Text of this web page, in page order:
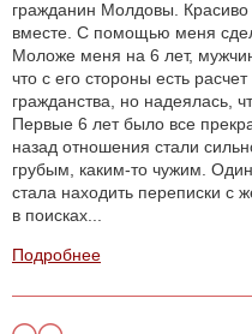
гражданин Молдовы. Красиво
вместе. С помощью меня
Моложе меня на 6 лет,
что с его стороны есть
гражданства, но надеялась,
Первые 6 лет было все
назад отношения стали
грубым, каким-то чужим.
стала находить переписки с
в поисках...
Подробнее